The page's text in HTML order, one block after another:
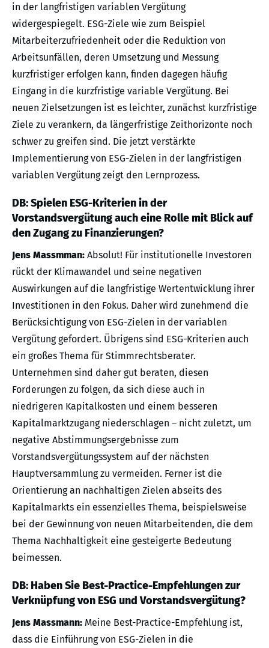
in der langfristigen variablen Vergütung
widergespiegelt. ESG-Ziele wie zum Beispiel
Mitarbeiterzufriedenheit oder die Reduktion von
Arbeitsunfällen, deren Umsetzung und Messung
kurzfristiger erfolgen kann, finden dagegen häufig
Eingang in die kurzfristige variable Vergütung. Bei
neuen Zielsetzungen ist es leichter, zunächst kurzfristige
Ziele zu verankern, da längerfristige Zeithorizonte noch
schwer zu greifen sind. Die jetzt verstärkte
Implementierung von ESG-Zielen in der langfristigen
variablen Vergütung zeigt den Lernprozess.
DB: Spielen ESG-Kriterien in der
Vorstandsvergütung auch eine Rolle mit Blick auf
den Zugang zu Finanzierungen?
Jens Massmman: Absolut! Für institutionelle Investoren
rückt der Klimawandel und seine negativen
Auswirkungen auf die langfristige Wertentwicklung ihrer
Investitionen in den Fokus. Daher wird zunehmend die
Berücksichtigung von ESG-Zielen in der variablen
Vergütung gefordert. Übrigens sind ESG-Kriterien auch
ein großes Thema für Stimmrechtsberater.
Unternehmen sind daher gut beraten, diesen
Forderungen zu folgen, da sich diese auch in
niedrigeren Kapitalkosten und einem besseren
Kapitalmarktzugang niederschlagen – nicht zuletzt, um
negative Abstimmungsergebnisse zum
Vorstandsvergütungssystem auf der nächsten
Hauptversammlung zu vermeiden. Ferner ist die
Orientierung an nachhaltigen Zielen abseits des
Kapitalmarkts ein essenzielles Thema, beispielsweise
bei der Gewinnung von neuen Mitarbeitenden, die dem
Thema Nachhaltigkeit eine gesteigerte Bedeutung
beimessen.
DB: Haben Sie Best-Practice-Empfehlungen zur
Verknüpfung von ESG und Vorstandsvergütung?
Jens Massmann: Meine Best-Practice-Empfehlung ist,
dass die Einführung von ESG-Zielen in die